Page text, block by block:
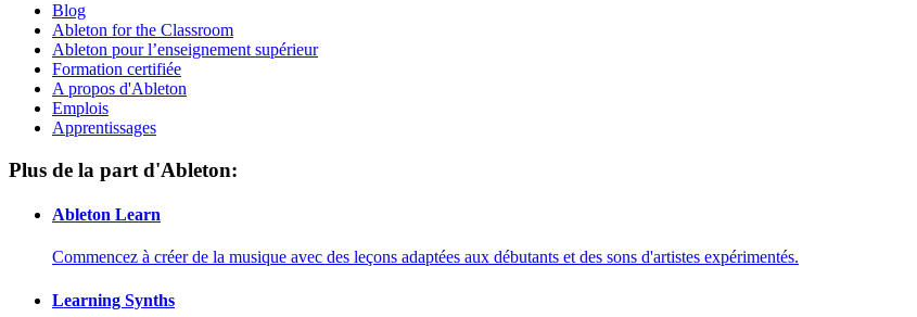
Blog
Ableton for the Classroom
Ableton pour l’enseignement supérieur
Formation certifiée
A propos d'Ableton
Emplois
Apprentissages
Plus de la part d'Ableton:
Ableton Learn
Commencez à créer de la musique avec des leçons adaptées aux débutants et des sons d'artistes expérimentés.
Learning Synths